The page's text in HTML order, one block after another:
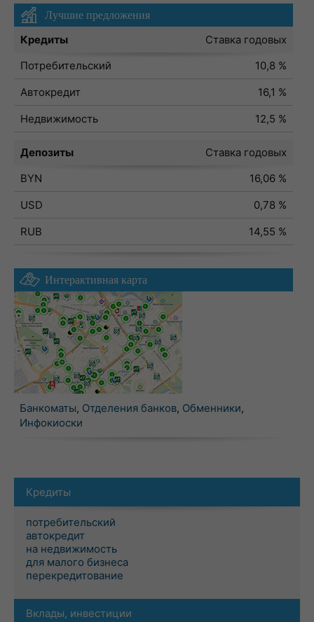
Лучшие предложения
Кредиты
Ставка годовых
Потребительский
10,8 %
Автокредит
16,1 %
Недвижимость
12,5 %
Депозиты
Ставка годовых
BYN
16,06 %
USD
0,78 %
RUB
14,55 %
Интерактивная карта
Банкоматы, Отделения банков, Обменники,
Инфокиоски
Кредиты
потребительский
автокредит
на недвижимость
для малого бизнеса
перекредитование
Вклады, инвестиции